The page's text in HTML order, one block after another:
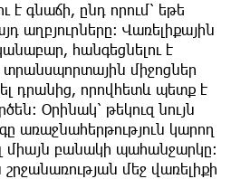
է գնաճի, ընդ որում՝ եթե
աղբյուրները։ Վառելիքային
հանգեցնելու է
միջոցներ
դրանից, որովհետև պետք է
Օրինակ՝ թեկուզ նույն
առաջնահերթություն կարող
միայն բանակի պահանջարկը։
մեջ վառելիքի